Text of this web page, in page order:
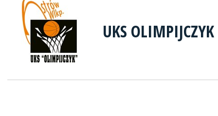
UKS